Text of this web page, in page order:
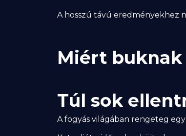
A hosszú távú eredményekhez
Miért buknak
Túl sok
A fogyás világában rengeteg